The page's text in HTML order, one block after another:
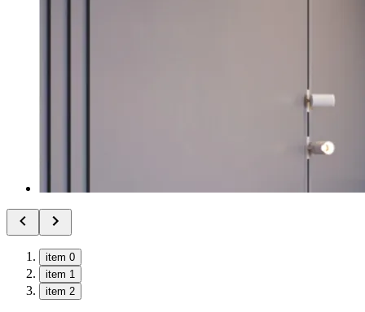
item 0
item 1
item 2